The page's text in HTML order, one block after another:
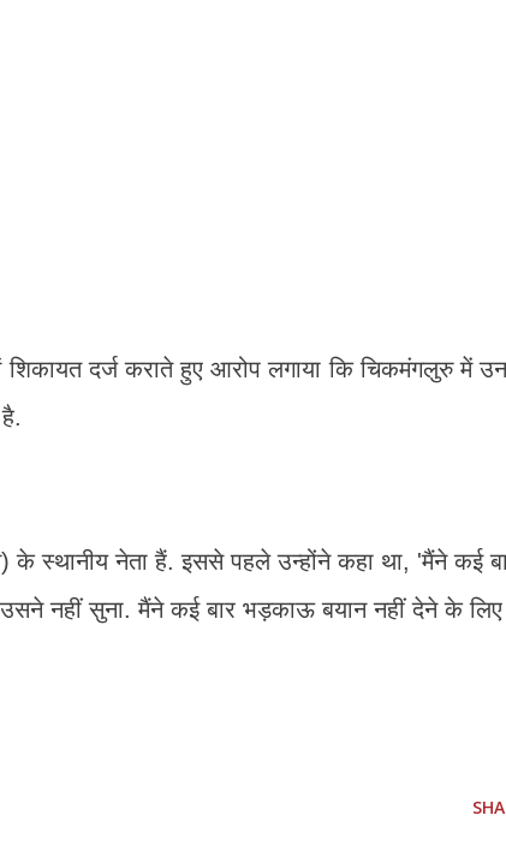
शिकायत दर्ज कराते हुए आरोप लगाया कि चिकमंगलुरु में
स्थानीय नेता हैं. इससे पहले उन्होंने कहा था, 'मैंने कई
नहीं सुना. मैंने कई बार भड़काऊ बयान नहीं देने के लिए